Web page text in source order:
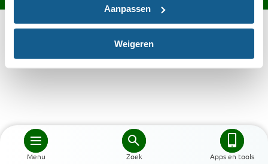
Aanpassen
Weigeren
Menu Zoek Apps en tools